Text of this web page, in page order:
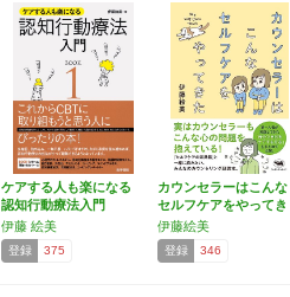
ケアする人も楽になる
認知行動療法入門
BO…
伊藤 絵美
登録 375
カウンセラーはこんな
セルフケアをやってき
た
伊藤絵美
登録 346